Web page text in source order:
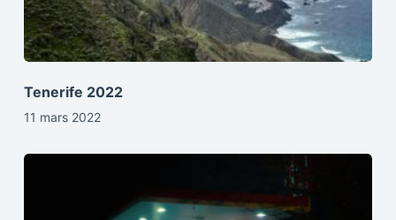
Tenerife 2022
11 mars 2022